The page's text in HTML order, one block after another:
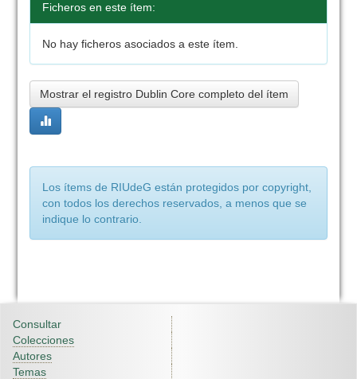
Ficheros en este ítem:
No hay ficheros asociados a este ítem.
Mostrar el registro Dublin Core completo del ítem
Los ítems de RIUdeG están protegidos por copyright,
con todos los derechos reservados, a menos que se
indique lo contrario.
Consultar
Colecciones
Autores
Temas